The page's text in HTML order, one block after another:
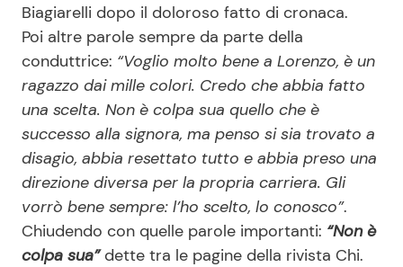
Biagiarelli dopo il doloroso fatto di cronaca.
Poi altre parole sempre da parte della
conduttrice: “Voglio molto bene a Lorenzo, è un
ragazzo dai mille colori. Credo che abbia fatto
una scelta. Non è colpa sua quello che è
successo alla signora, ma penso si sia trovato a
disagio, abbia resettato tutto e abbia preso una
direzione diversa per la propria carriera. Gli
vorrò bene sempre: l’ho scelto, lo conosco”.
Chiudendo con quelle parole importanti: “Non è
colpa sua”dette tra le pagine della rivista Chi.